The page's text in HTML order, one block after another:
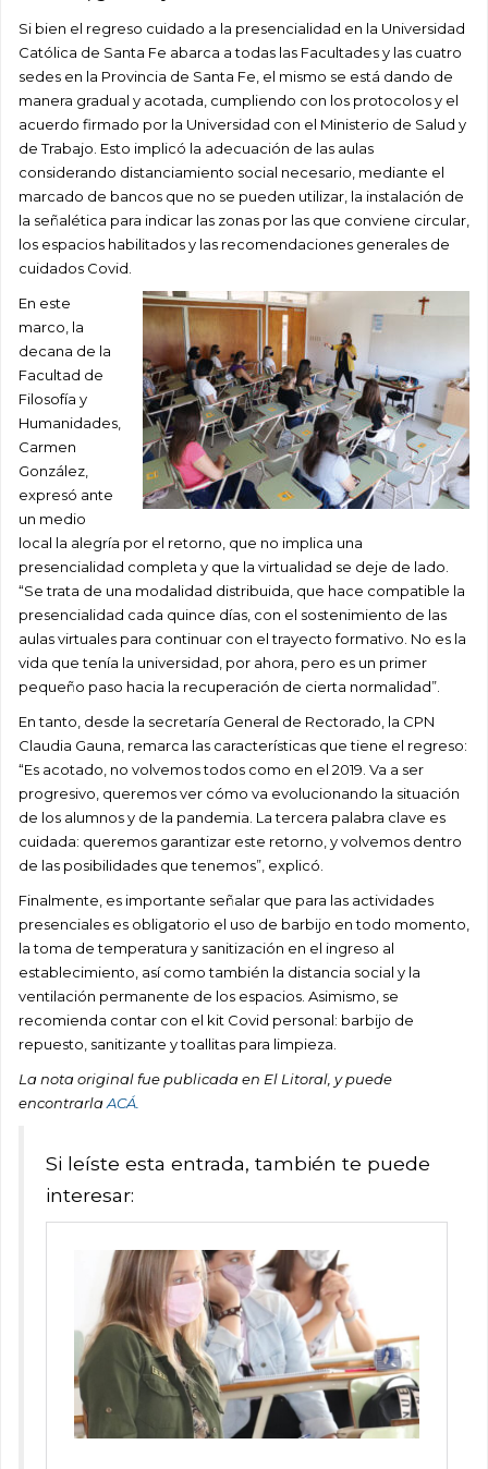
Si bien el regreso cuidado a la presencialidad en la Universidad
Católica de Santa Fe abarca a todas las Facultades y las cuatro
sedes en la Provincia de Santa Fe, el mismo se está dando de
manera gradual y acotada, cumpliendo con los protocolos y el
acuerdo firmado por la Universidad con el Ministerio de Salud y
de Trabajo. Esto implicó la adecuación de las aulas
considerando distanciamiento social necesario, mediante el
marcado de bancos que no se pueden utilizar, la instalación de
la señalética para indicar las zonas por las que conviene circular,
los espacios habilitados y las recomendaciones generales de
cuidados Covid.
En este
marco, la
decana de la
Facultad de
Filosofía y
Humanidades,
Carmen
González,
expresó ante
un medio
local la alegría por el retorno, que no implica una
presencialidad completa y que la virtualidad se deje de lado.
“Se trata de una modalidad distribuida, que hace compatible la
presencialidad cada quince días, con el sostenimiento de las
aulas virtuales para continuar con el trayecto formativo. No es la
vida que tenía la universidad, por ahora, pero es un primer
pequeño paso hacia la recuperación de cierta normalidad”.
En tanto, desde la secretaría General de Rectorado, la CPN
Claudia Gauna, remarca las características que tiene el regreso:
“Es acotado, no volvemos todos como en el 2019. Va a ser
progresivo, queremos ver cómo va evolucionando la situación
de los alumnos y de la pandemia. La tercera palabra clave es
cuidada: queremos garantizar este retorno, y volvemos dentro
de las posibilidades que tenemos”, explicó.
Finalmente, es importante señalar que para las actividades
presenciales es obligatorio el uso de barbijo en todo momento,
la toma de temperatura y sanitización en el ingreso al
establecimiento, así como también la distancia social y la
ventilación permanente de los espacios. Asimismo, se
recomienda contar con el kit Covid personal: barbijo de
repuesto, sanitizante y toallitas para limpieza.
La nota original fue publicada en El Litoral, y puede
encontrarlaACÁ.
Si leíste esta entrada, también te puede
interesar: